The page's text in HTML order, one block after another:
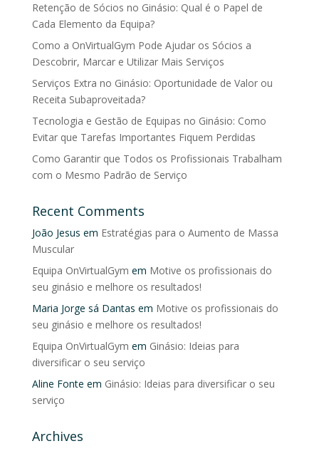
Retenção de Sócios no Ginásio: Qual é o Papel de
Cada Elemento da Equipa?
Como a OnVirtualGym Pode Ajudar os Sócios a
Descobrir, Marcar e Utilizar Mais Serviços
Serviços Extra no Ginásio: Oportunidade de Valor ou
Receita Subaproveitada?
Tecnologia e Gestão de Equipas no Ginásio: Como
Evitar que Tarefas Importantes Fiquem Perdidas
Como Garantir que Todos os Profissionais Trabalham
com o Mesmo Padrão de Serviço
Recent Comments
João Jesus em Estratégias para o Aumento de Massa
Muscular
Equipa OnVirtualGym em Motive os profissionais do
seu ginásio e melhore os resultados!
Maria Jorge sá Dantas em Motive os profissionais do
seu ginásio e melhore os resultados!
Equipa OnVirtualGym em Ginásio: Ideias para
diversificar o seu serviço
Aline Fonte em Ginásio: Ideias para diversificar o seu
serviço
Archives